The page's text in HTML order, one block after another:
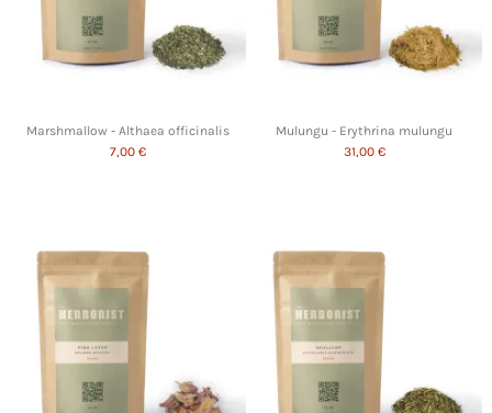
Marshmallow - Althaea officinalis
7,00 €
Mulungu - Erythrina mulungu
31,00 €